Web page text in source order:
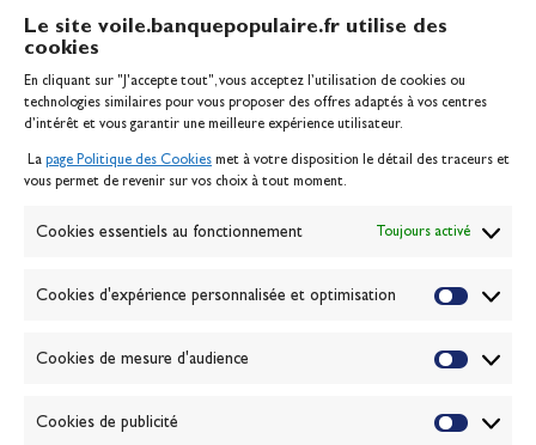
Le site voile.banquepopulaire.fr utilise des
cookies
En cliquant sur "J'accepte tout", vous acceptez l’utilisation de cookies ou
technologies similaires pour vous proposer des offres adaptés à vos centres
d’intérêt et vous garantir une meilleure expérience utilisateur.
La page Politique des Cookies met à votre disposition le détail des traceurs et
vous permet de revenir sur vos choix à tout moment.
Cookies essentiels au fonctionnement Toujours activé
Cookies d'expérience personnalisée et optimisation
Cookies de mesure d'audience
Cookies de publicité
MAXI BANQUE